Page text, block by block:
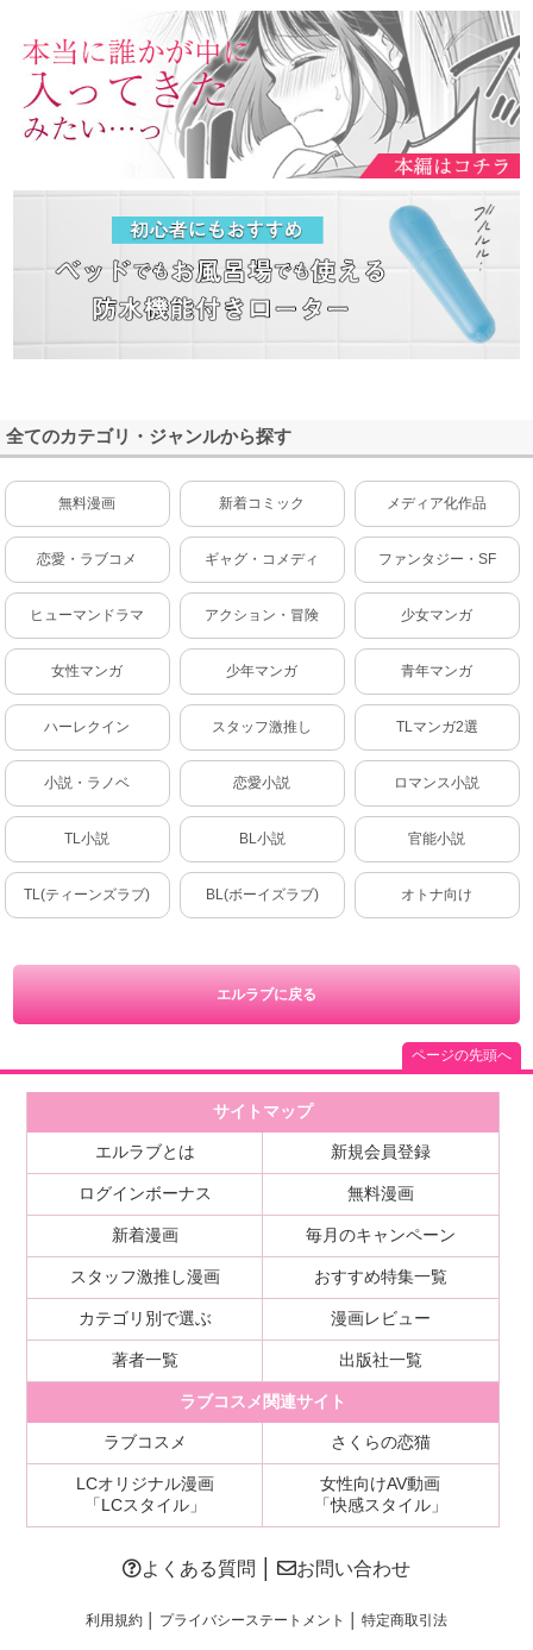
全てのカテゴリ・ジャンルから探す
無料漫画 新着コミック メディア化作品
恋愛・ラブコメ ギャグ・コメディ ファンタジー・SF
ヒューマンドラマ アクション・冒険 少女マンガ
女性マンガ 少年マンガ 青年マンガ
ハーレクイン スタッフ激推し TLマンガ2選
小説・ラノベ 恋愛小説 ロマンス小説
TL小説 BL小説 官能小説
TL(ティーンズラブ) BL(ボーイズラブ) オトナ向け
エルラブに戻る
ページの先頭へ
サイトマップ
エルラブとは 新規会員登録
ログインボーナス 無料漫画
新着漫画 毎月のキャンペーン
スタッフ激推し漫画 おすすめ特集一覧
カテゴリ別で選ぶ 漫画レビュー
著者一覧 出版社一覧
ラブコスメ関連サイト
ラブコスメ さくらの恋猫
LCオリジナル漫画
「LCスタイル」
女性向けAV動画
「快感スタイル」
よくある質問 お問い合わせ
利用規約│ プライバシーステートメント 特定商取引法